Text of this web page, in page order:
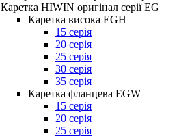
Каретка HIWIN оригінал серії EG
Каретка висока EGH
15 серія
20 серія
25 серія
30 серія
35 серія
Каретка фланцева EGW
15 серія
20 серія
25 серія